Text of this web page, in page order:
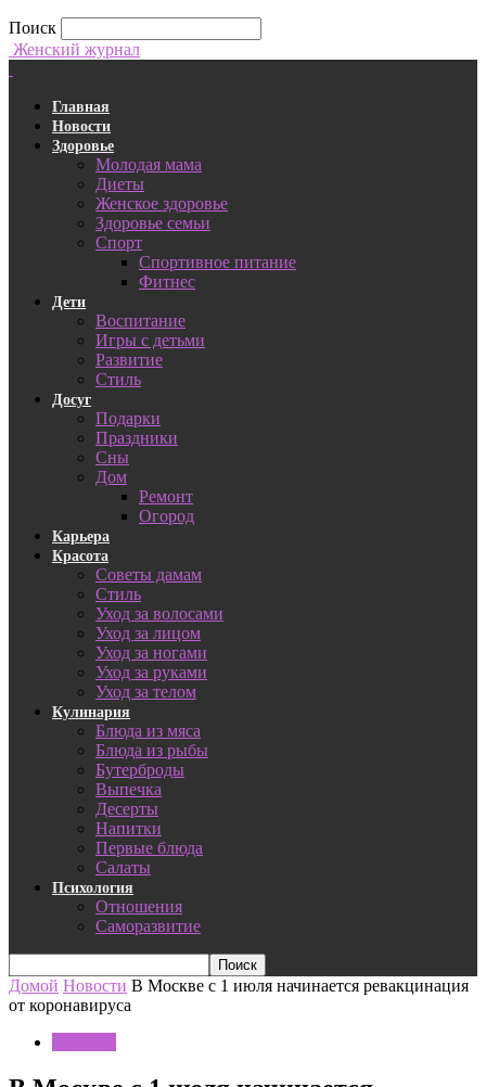
Поиск
Женский журнал
Главная
Новости
Здоровье
Молодая мама
Диеты
Женское здоровье
Здоровье семьи
Спорт
Спортивное питание
Фитнес
Дети
Воспитание
Игры с детьми
Развитие
Стиль
Досуг
Подарки
Праздники
Сны
Дом
Ремонт
Огород
Карьера
Красота
Советы дамам
Стиль
Уход за волосами
Уход за лицом
Уход за ногами
Уход за руками
Уход за телом
Кулинария
Блюда из мяса
Блюда из рыбы
Бутерброды
Выпечка
Десерты
Напитки
Первые блюда
Салаты
Психология
Отношения
Саморазвитие
Домой Новости В Москве с 1 июля начинается ревакцинация
от коронавируса